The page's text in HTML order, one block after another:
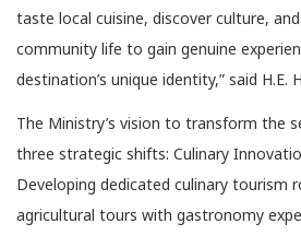
taste local cuisine, discover culture,
community life to gain genuine
destination’s unique identity,” said H.E.
The Ministry’s vision to transform the
three strategic shifts: Culinary
Developing dedicated culinary tourism
agricultural tours with gastronomy